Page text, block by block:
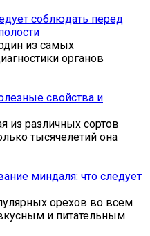
соблюдать перед
из самых
органов
свойства и
из различных сортов
тысячелетий она
миндаля: что следует
орехов во всем
и питательным